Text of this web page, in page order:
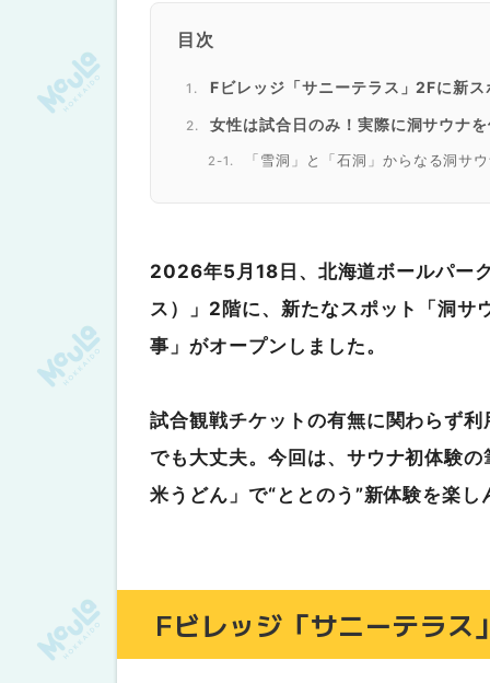
目次
Fビレッジ「サニーテラス」2Fに新
女性は試合日のみ！実際に洞サウナ
「雪洞」と「石洞」からなる洞サ
いざ浴室へ！「雪洞」で初めての
ラウンジでクールダウン
サウナ後は「絵空事」の玄米うどん
まずは注文！券売機またはQRコー
2026年5月18日、北海道ボールパー
ス）」2階に、新たなスポット「洞サ
事」がオープンしました。
試合観戦チケットの有無に関わらず
でも大丈夫。今回は、サウナ初体験
米うどん」で“ととのう”新体験を楽し
Fビレッジ「サニーテラ